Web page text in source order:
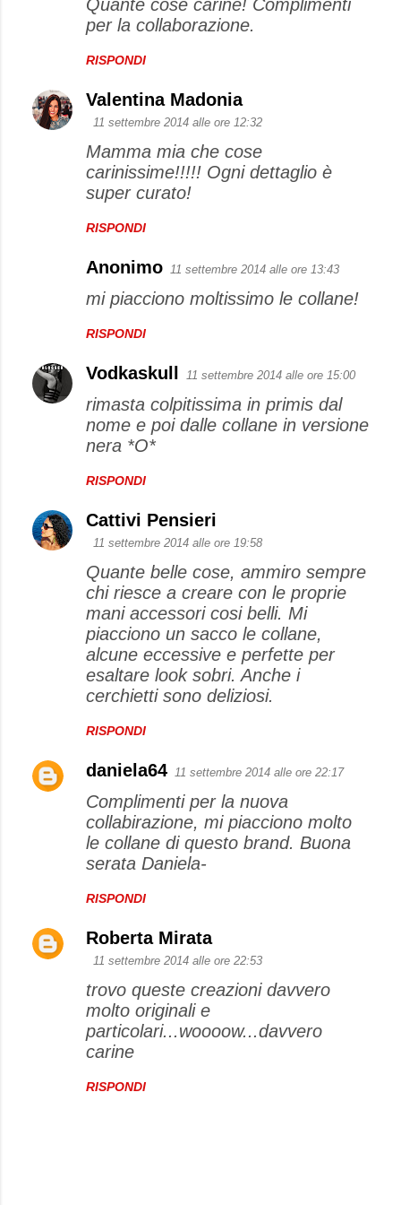
Quante cose carine! Complimenti
per la collaborazione.
RISPONDI
Valentina Madonia
11 settembre 2014 alle ore 12:32
Mamma mia che cose
carinissime!!!!! Ogni dettaglio è
super curato!
RISPONDI
Anonimo 11 settembre 2014 alle ore 13:43
mi piacciono moltissimo le collane!
RISPONDI
Vodkaskull 11 settembre 2014 alle ore 15:00
rimasta colpitissima in primis dal
nome e poi dalle collane in versione
nera *O*
RISPONDI
Cattivi Pensieri
11 settembre 2014 alle ore 19:58
Quante belle cose, ammiro sempre
chi riesce a creare con le proprie
mani accessori cosi belli. Mi
piacciono un sacco le collane,
alcune eccessive e perfette per
esaltare look sobri. Anche i
cerchietti sono deliziosi.
RISPONDI
daniela64 11 settembre 2014 alle ore 22:17
Complimenti per la nuova
collabirazione, mi piacciono molto
le collane di questo brand. Buona
serata Daniela-
RISPONDI
Roberta Mirata
11 settembre 2014 alle ore 22:53
trovo queste creazioni davvero
molto originali e
particolari...woooow...davvero
carine
RISPONDI